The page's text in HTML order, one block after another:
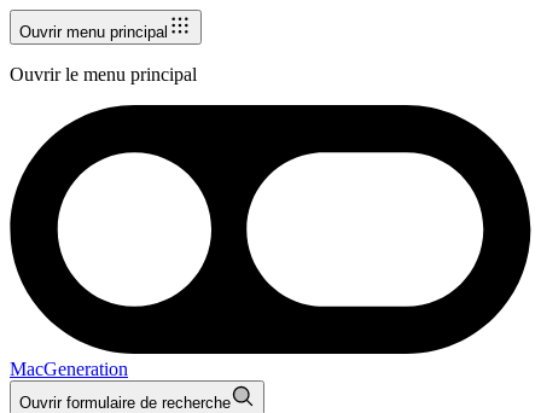
Ouvrir menu principal
Ouvrir le menu principal
MacGeneration
Ouvrir formulaire de recherche